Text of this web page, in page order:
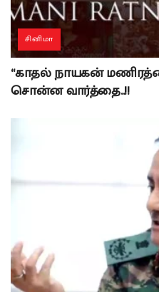
சினிமா
“காதல் நாயகன்
சொன்ன வார்த்தை..!!